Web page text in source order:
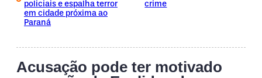
policiais e espalha terror
em cidade próxima ao
Paraná
crime
Acusação pode ter motivado